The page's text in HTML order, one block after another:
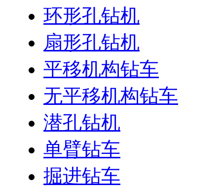
环形孔钻机
扇形孔钻机
平移机构钻车
无平移机构钻车
潜孔钻机
单臂钻车
掘进钻车